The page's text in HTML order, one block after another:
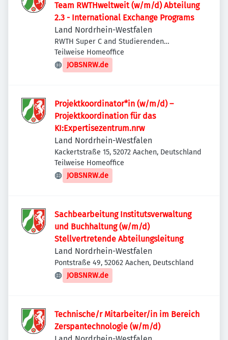
Team RWTHweltweit (w/m/d) Abteilung
2.3 - International Exchange Programs
Land Nordrhein-Westfalen
RWTH Super C and Studierenden
Sekretariat, Templergraben 57, 52062
Aachen, Deutschland
Teilweise Homeoffice
JOBSNRW.de
Projektkoordinator*in (w/m/d) –
Projektkoordination für das
KI:Expertisezentrum.nrw
Land Nordrhein-Westfalen
Kackertstraße 15, 52072 Aachen, Deutschland
Teilweise Homeoffice
JOBSNRW.de
Sachbearbeitung Institutsverwaltung
und Buchhaltung (w/m/d)
Stellvertretende Abteilungsleitung
Land Nordrhein-Westfalen
Pontstraße 49, 52062 Aachen, Deutschland
JOBSNRW.de
Technische/r Mitarbeiter/in im Bereich
Zerspantechnologie (w/m/d)